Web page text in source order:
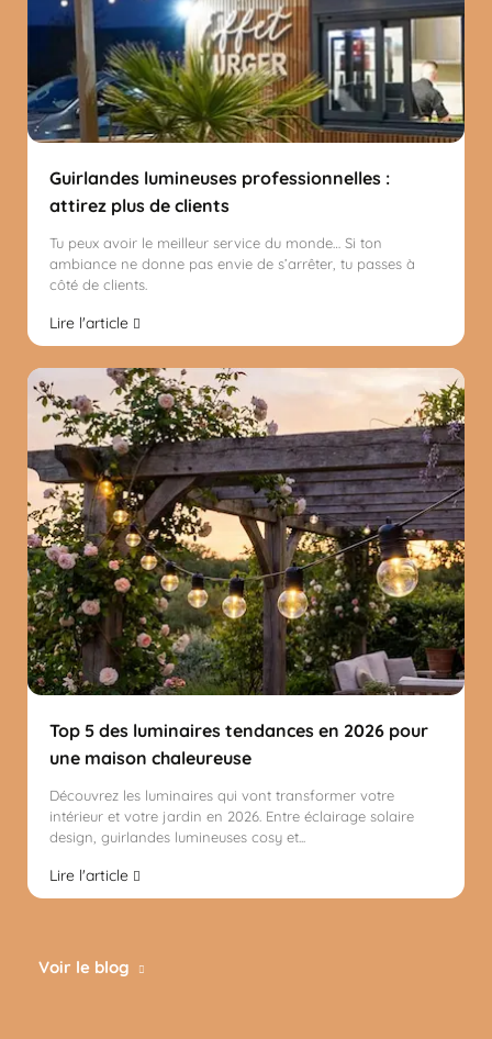
Guirlandes lumineuses professionnelles :
attirez plus de clients
Tu peux avoir le meilleur service du monde… Si ton
ambiance ne donne pas envie de s’arrêter, tu passes à
côté de clients.
Lire l'article
Top 5 des luminaires tendances en 2026 pour
une maison chaleureuse
Découvrez les luminaires qui vont transformer votre
intérieur et votre jardin en 2026. Entre éclairage solaire
design, guirlandes lumineuses cosy et...
Lire l'article
Voir le blog